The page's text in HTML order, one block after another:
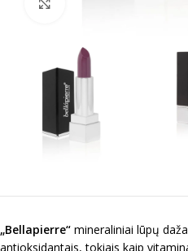
„Bellapierre“ mineraliniai lūpų
antioksidantais, tokiais kaip